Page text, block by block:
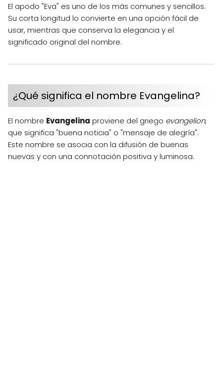
El apodo "Eva" es uno de los más comunes y sencillos.
Su corta longitud lo convierte en una opción fácil de
usar, mientras que conserva la elegancia y el
significado original del nombre.
¿Qué significa el nombre Evangelina?
El nombre Evangelina proviene del griego evangelion,
que significa "buena noticia" o "mensaje de alegría".
Este nombre se asocia con la difusión de buenas
nuevas y con una connotación positiva y luminosa.